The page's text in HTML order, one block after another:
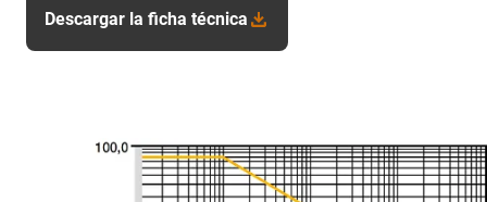
Descargar la ficha técnica